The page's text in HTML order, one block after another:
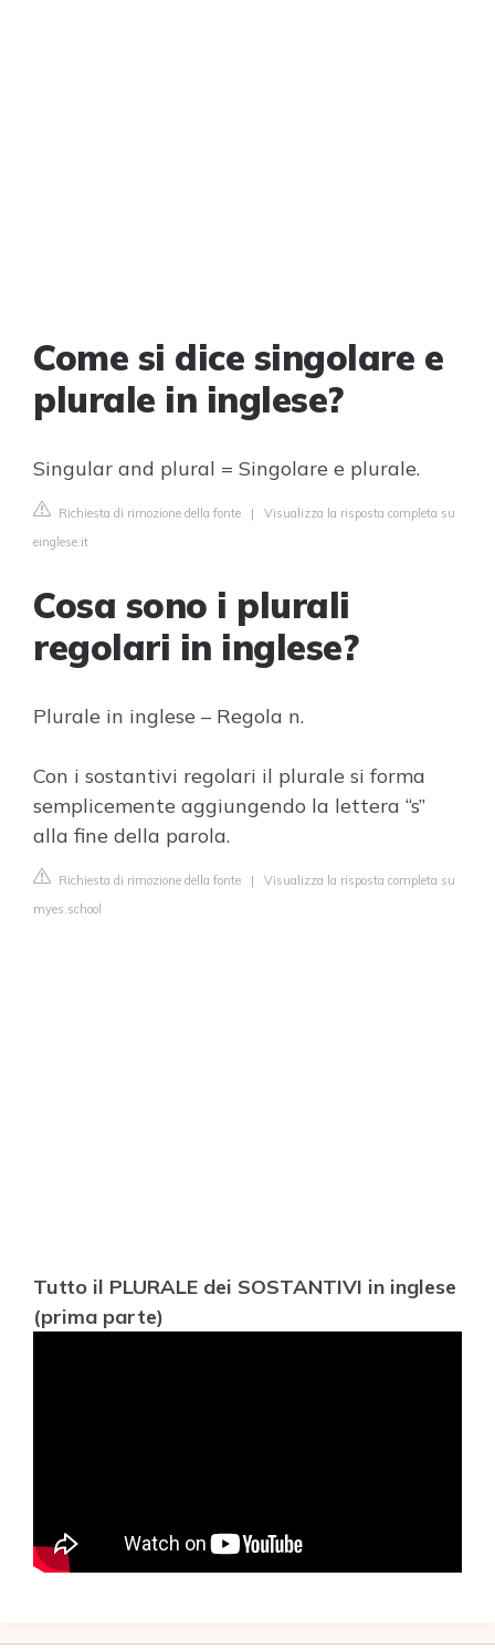
Come si dice singolare e
plurale in inglese?
Singular and plural = Singolare e plurale.
Richiesta di rimozione della fonte | Visualizza la risposta completa su
einglese.it
Cosa sono i plurali
regolari in inglese?
Plurale in inglese – Regola n.
Con i sostantivi regolari il plurale si forma
semplicemente aggiungendo la lettera “s”
alla fine della parola.
Richiesta di rimozione della fonte | Visualizza la risposta completa su
myes.school
Tutto il PLURALE dei SOSTANTIVI in inglese
(prima parte)